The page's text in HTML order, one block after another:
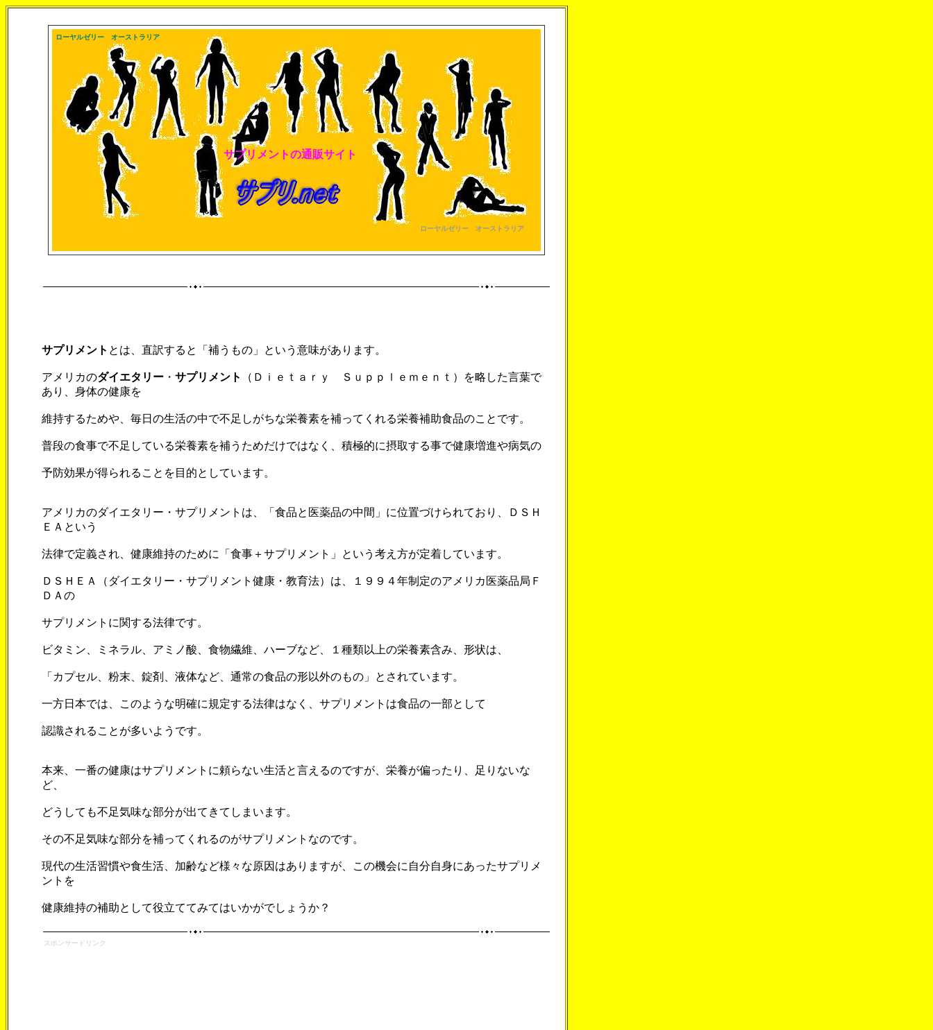
ローヤルゼリー オーストラリア
サプリメントの通販サイト
ローヤルゼリー オーストラリア
サプリメント とは、直訳すると「補うもの」という意味があります。
アメリカのダイエタリー ・ サプリメント
（Ｄｉｅｔａｒｙ Ｓｕｐｐｌｅｍｅｎｔ）を略した言葉で
あり、身体の健康を
維持するためや、毎日の生活の中で不足しがちな栄養素を補ってくれる栄養補助食品のことです。
普段の食事で不足している栄養素を補うためだけではなく、積極的に摂取する事で健康増進や病気の
予防効果が得られることを目的としています。
アメリカのダイエタリー・サプリメントは、「食品と医薬品の中間」に位置づけられており、ＤＳＨ
ＥＡという
法律で定義され、健康維持のために「食事＋サプリメント」という考え方が定着しています。
ＤＳＨＥＡ（ダイエタリー・サプリメント健康・教育法）は、１９９４年制定のアメリカ医薬品局Ｆ
ＤＡの
サプリメントに関する法律です。
ビタミン、ミネラル、アミノ酸、食物繊維、ハーブなど、１種類以上の栄養素含み、形状は、
「カプセル、粉末、錠剤、液体など、通常の食品の形以外のもの」とされています。
一方日本では、このような明確に規定する法律はなく、サプリメントは食品の一部として
認識されることが多いようです。
本来、一番の健康はサプリメントに頼らない生活と言えるのですが、栄養が偏ったり、足りないな
ど、
どうしても不足気味な部分が出てきてしまいます。
その不足気味な部分を補ってくれるのがサプリメントなのです。
現代の生活習慣や食生活、加齢など様々な原因はありますが、この機会に自分自身にあったサプリメ
ントを
健康維持の補助として役立ててみてはいかがでしょうか？
スポンサードリンク